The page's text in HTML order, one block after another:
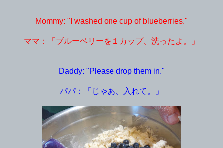
Mommy: "I washed one cup of blueberries."
ママ：「ブルーベリーを１カップ、洗ったよ。」
Daddy: "Please drop them in."
パパ：「じゃあ、入れて。」